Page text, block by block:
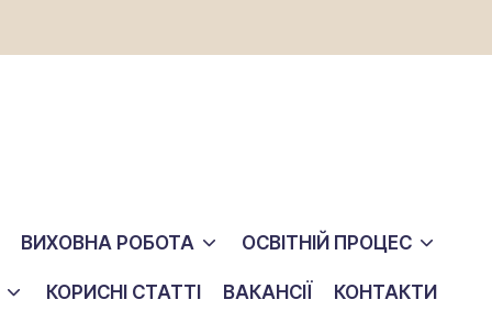
ВИХОВНА РОБОТА ОСВІТНІЙ ПРОЦЕС
КОРИСНІ СТАТТІ ВАКАНСІЇ
КОНТАКТИ